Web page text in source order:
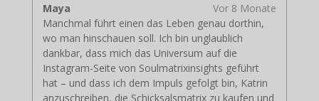
Maya
Vor 8 Monate
Manchmal führt einen das Leben genau dorthin,
wo man hinschauen soll. Ich bin unglaublich
dankbar, dass mich das Universum auf die
Instagram-Seite von Soulmatrixinsights geführt
hat – und dass ich dem Impuls gefolgt bin, Katrin
anzuschreiben, die Schicksalsmatrix zu kaufen und